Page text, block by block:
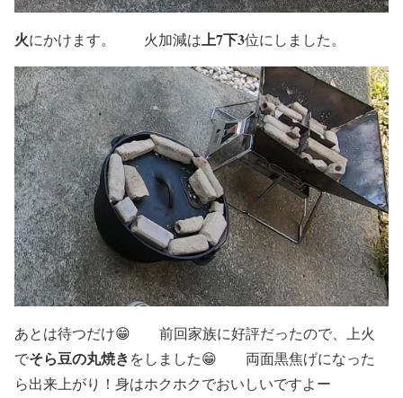
火にかけます。 火加減は上7下3位にしました。
あとは待つだけ😁 前回家族に好評だったので、上火
でそら豆の丸焼きをしました😁 両面黒焦げになった
ら出来上がり！身はホクホクでおいしいですよー